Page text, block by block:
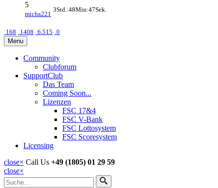
5
micha221
3Std.:48Min:47Sek.
168 1408 6.515 0
Menu
Community
Clubforum
SupportClub
Das Team
Coming Soon...
Lizenzen
FSC 17&4
FSC V-Bank
FSC Lottosystem
FSC Scoresystem
Licensing
close× Call Us +49 (1805) 01 29 59
close×